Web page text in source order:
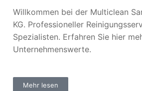
Willkommen bei der Multiclean
KG. Professioneller
Spezialisten. Erfahren Sie hier
Unternehmenswerte.
Mehr lesen